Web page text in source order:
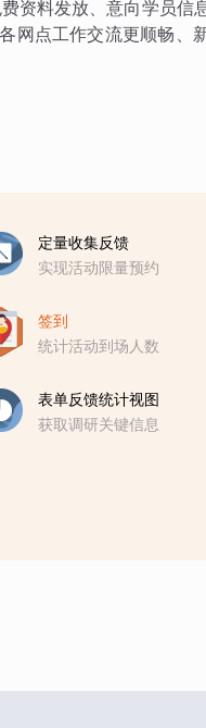
资料发放、意向学员信
网点工作交流更顺畅、
定量收集反馈
实现活动限量预约
签到
统计活动到场人数
表单反馈统计视图
获取调研关键信息